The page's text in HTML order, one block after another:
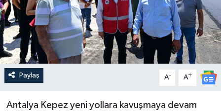
Paylaş A- A+
Antalya Kepez yeni yollara kavuşmaya devam
Resmi İlan
Sağlık & Yaşam
Siyaset
Spor